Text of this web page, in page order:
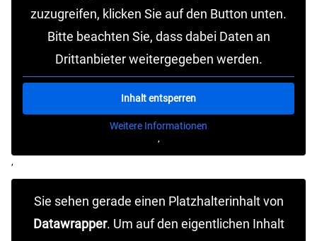
zuzugreifen, klicken Sie auf den Button unten.
Bitte beachten Sie, dass dabei Daten an
Drittanbieter weitergegeben werden.
Inhalt entsperren
Weitere Informationen
‚
‚
Sie sehen gerade einen Platzhalterinhalt von
Datawrapper. Um auf den eigentlichen Inhalt